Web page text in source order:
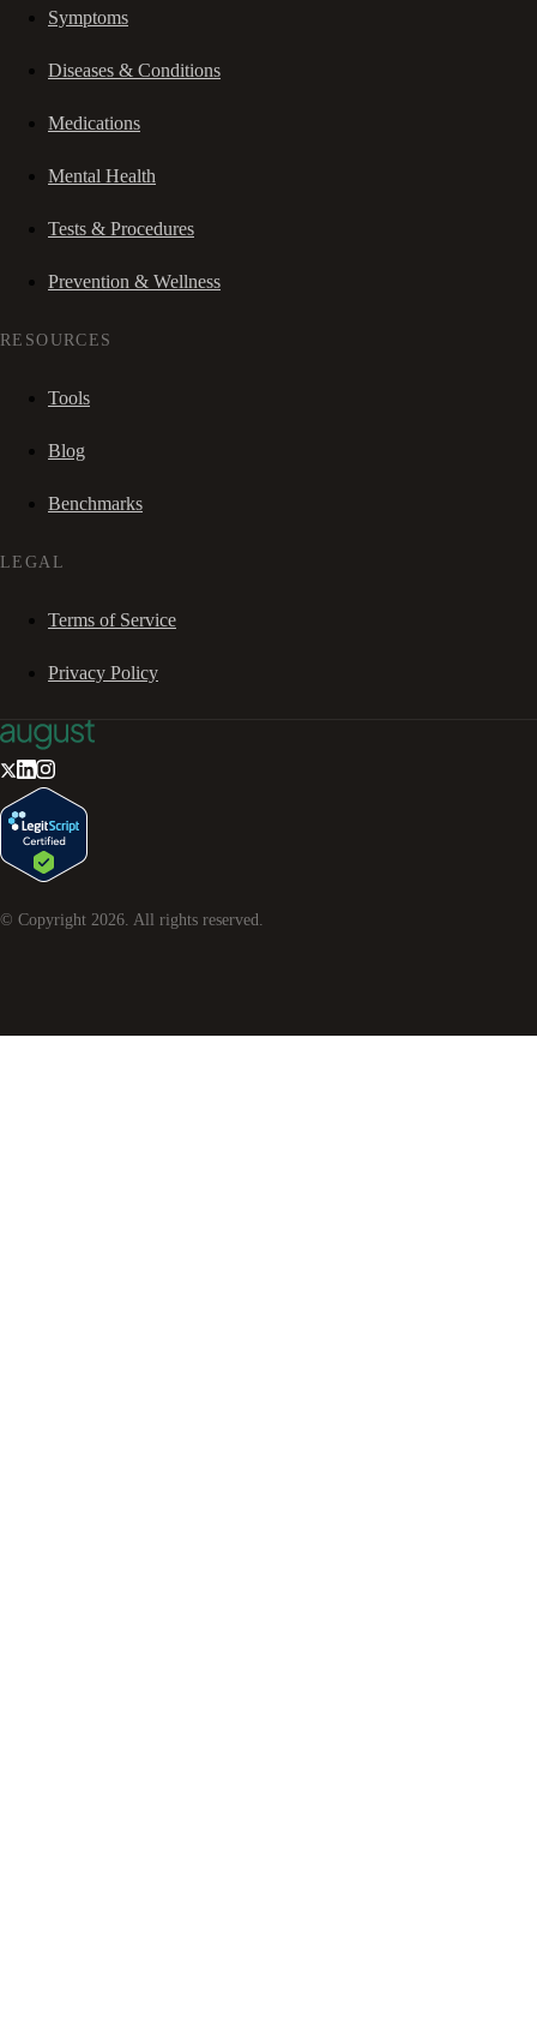
Symptoms
Diseases & Conditions
Medications
Mental Health
Tests & Procedures
Prevention & Wellness
RESOURCES
Tools
Blog
Benchmarks
LEGAL
Terms of Service
Privacy Policy
© Copyright 2026 . All rights reserved.